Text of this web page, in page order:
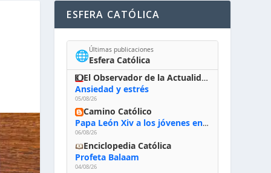
ESFERA CATÓLICA
🌐Últimas publicaciones
Esfera Católica
El Observador de la Actualidad
Ansiedad y estrés
05/08/26
Camino Católico
Papa León Xiv a los jóvenes en Asís, 6-8-2026: «De san Francisco aprendan la radicalidad evangélica: no los vuelve ciegos ni violentos, sino sensibles, atentos, siempre en el seguimiento de Jesús, humildes y acogiendo a todos»
06/08/26
Enciclopedia Católica
Profeta Balaam
04/08/26